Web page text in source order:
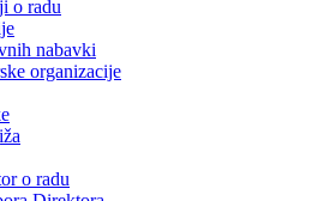
o radu
nabavki
organizacije
o radu